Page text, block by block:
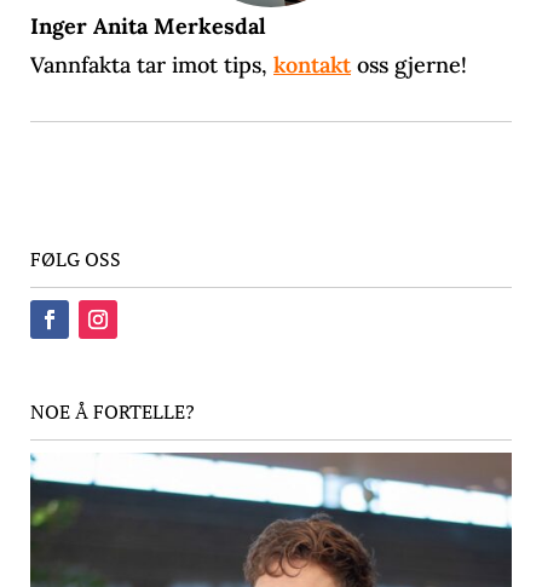
Inger Anita Merkesdal
Vannfakta tar imot tips, kontaktoss gjerne!
FØLG OSS
NOE Å FORTELLE?